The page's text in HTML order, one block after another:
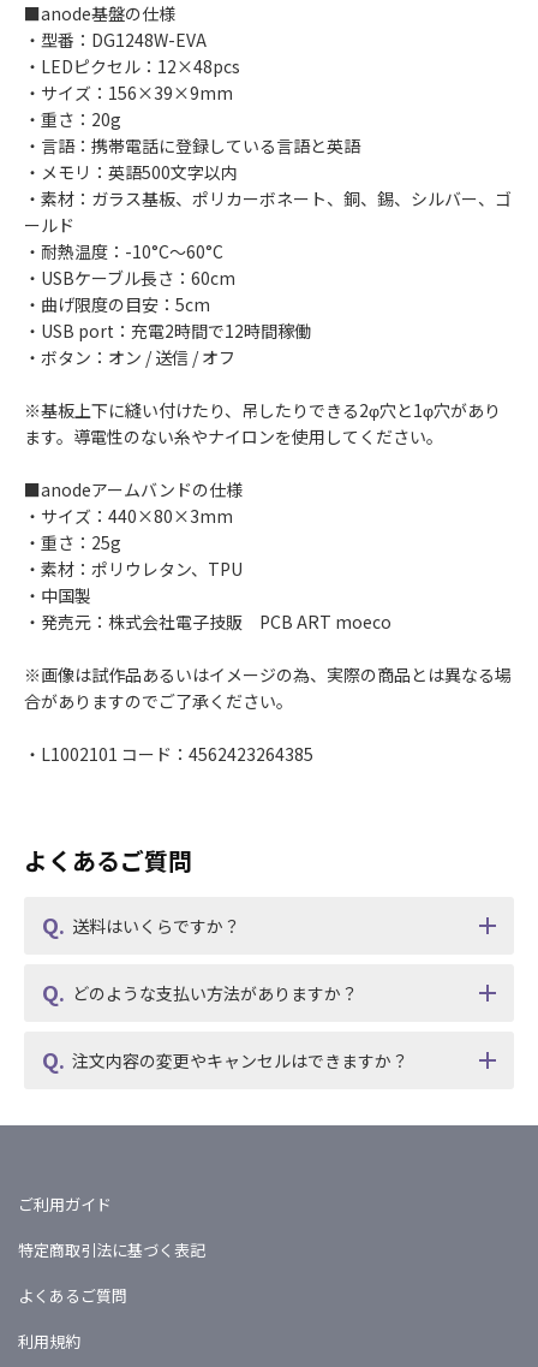
■anode基盤の仕様
・型番：DG1248W-EVA
・LEDピクセル：12×48pcs
・サイズ：156×39×9mm
・重さ：20g
・言語：携帯電話に登録している言語と英語
・メモリ：英語500文字以内
・素材：ガラス基板、ポリカーボネート、銅、錫、シルバー、ゴ
ールド
・耐熱温度：-10°C～60°C
・USBケーブル長さ：60cm
・曲げ限度の目安：5cm
・USB port：充電2時間で12時間稼働
・ボタン：オン / 送信 / オフ
※基板上下に縫い付けたり、吊したりできる2φ穴と1φ穴があり
ます。導電性のない糸やナイロンを使用してください。
■anodeアームバンドの仕様
・サイズ：440×80×3mm
・重さ：25g
・素材：ポリウレタン、TPU
・中国製
・発売元：株式会社電子技販 PCB ART moeco
※画像は試作品あるいはイメージの為、実際の商品とは異なる場
合がありますのでご了承ください。
・L1002101 コード：4562423264385
よくあるご質問
送料はいくらですか？
どのような支払い方法がありますか？
注文内容の変更やキャンセルはできますか？
ご利用ガイド
特定商取引法に基づく表記
よくあるご質問
利用規約